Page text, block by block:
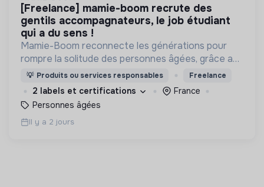
[freelance] mamie-boom recrute des
gentils accompagnateurs, le job étudiant
qui a du sens !
Mamie-Boom reconnecte les générations pour
rompre la solitude des personnes âgées, grâce aux
visites d'étudiants chaque semaine.
💡 Produits ou services responsables Freelance
2 labels et certifications
France
Personnes âgées
Il y a 2 jours